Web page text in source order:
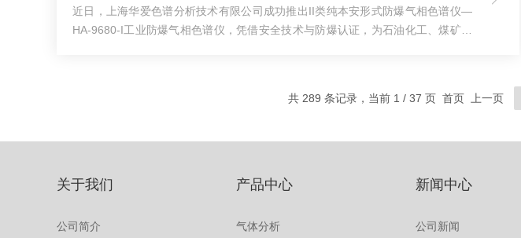
近日，上海华爱色谱分析技术有限公司成功推出II类纯本安形式防爆气相色谱仪—
HA-9680-I工业防爆气相色谱仪，凭借安全技术与防爆认证，为石油化工、煤矿等
HA-9680-I无需额外防护结构，不仅体积小巧、便携灵活，更支持危险环境下带电
共 289 条记录，当前 1 / 37 页 首页 上一页
关于我们
公司简介
产品中心
气体分析
新闻中心
公司新闻